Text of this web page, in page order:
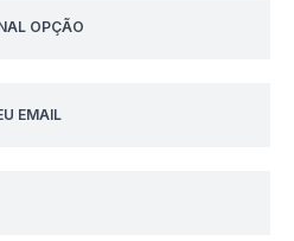
OPÇÃO
EMAIL